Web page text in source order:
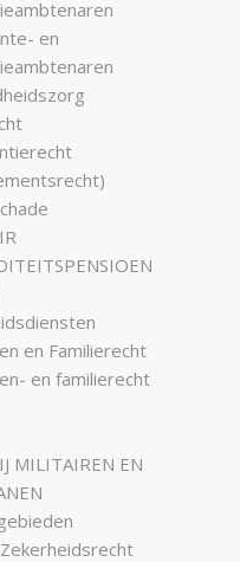
en
en Familierecht
en familierecht
MILITAIREN EN